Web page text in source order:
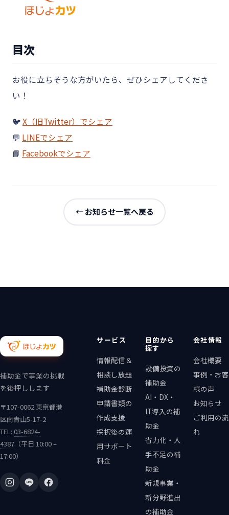
目次
お役に立ちそうな方がいたら、ぜひシェアしてくださ
い！
🐦X（旧Twitter）でシェア
💬 LINEでシェア
📘 Facebookでシェア
← お知らせ一覧へ戻る
補助金で事業の挑戦
を後押しします
〒107-0062 東京都港
区南青山5-17-2
TEL: 03-6824-
4387 （平日 10:00 –
17:00）
サービス
情報配信＆
相談し放題
補助金診断
申請書類の
作成支援
採択後の運
用サポート
料金
目的から
探す
設備投資の
補助金
AI・DX・
IT導入の補
助金
省力化・人
手不足の補
助金
新規事業・
新分野進出
の補助金
会社情報
会社概要
事例・お客
様の声
お知らせ
ご利用の流
れ